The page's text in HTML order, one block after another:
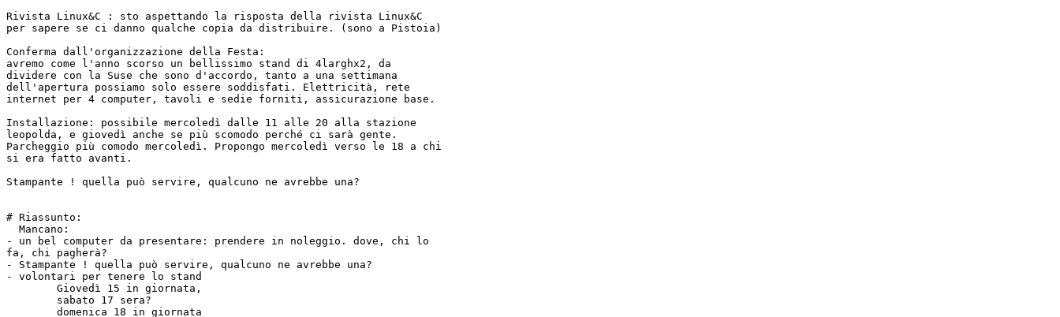
Rivista Linux&C : sto aspettando la risposta della rivista Linux&C
per sapere se ci danno qualche copia da distribuire. (sono a Pistoia)
Conferma dall'organizzazione della Festa:
avremo come l'anno scorso un bellissimo stand di 4larghx2, da
dividere con la Suse che sono d'accordo, tanto a una settimana
dell'apertura possiamo solo essere soddisfati. Elettricità, rete
internet per 4 computer, tavoli e sedie forniti, assicurazione base.
Installazione: possibile mercoledì dalle 11 alle 20 alla stazione
leopolda, e giovedì anche se più scomodo perché ci sarà gente.
Parcheggio più comodo mercoledì. Propongo mercoledì verso le 18 a chi
si era fatto avanti.
Stampante ! quella può servire, qualcuno ne avrebbe una?
# Riassunto:
- un bel computer da presentare: prendere in noleggio. dove, chi lo
fa, chi pagherà?
- Stampante ! quella può servire, qualcuno ne avrebbe una?
- volontari per tenere lo stand